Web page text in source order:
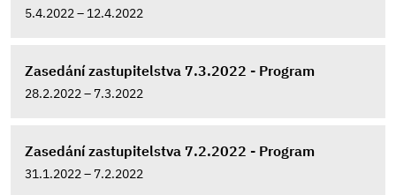
5.4.2022 – 12.4.2022
Zasedání zastupitelstva 7.3.2022 - Program
28.2.2022 – 7.3.2022
Zasedání zastupitelstva 7.2.2022 - Program
31.1.2022 – 7.2.2022